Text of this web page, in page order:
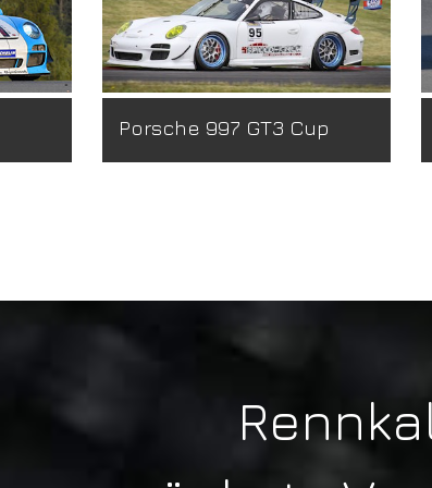
Porsche 997 GT3 Cup